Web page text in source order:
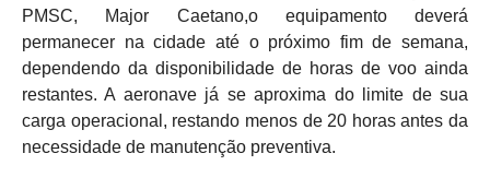
PMSC, Major Caetano,o equipamento deverá
permanecer na cidade até o próximo fim de semana,
dependendo da disponibilidade de horas de voo ainda
restantes. A aeronave já se aproxima do limite de sua
carga operacional, restando menos de 20 horas antes da
necessidade de manutenção preventiva.